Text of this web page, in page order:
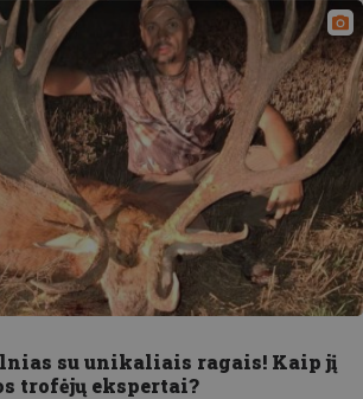
su unikaliais ragais! Kaip jį
trofėjų ekspertai?